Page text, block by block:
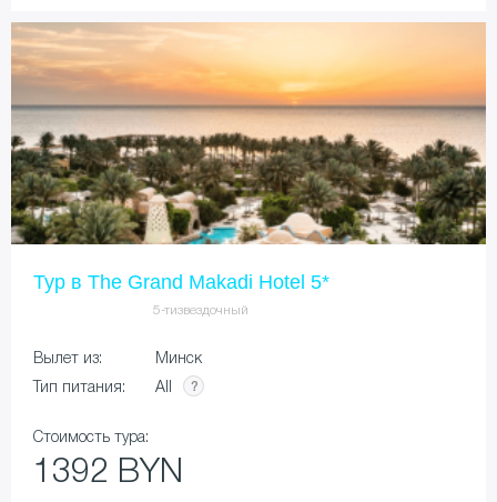
Тур в The Grand Makadi Hotel 5*
5-тизвездочный
Вылет из:
Минск
Тип питания:
All
Стоимость тура:
1392 BYN